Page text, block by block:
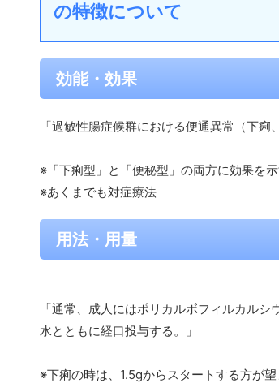
の特徴について
効能・効果
「過敏性腸症候群における便通異常（下痢
※「下痢型」と「便秘型」の両方に効果を
※あくまでも対症療法
用法・用量
「通常、成人にはポリカルボフィルカル
水とともに経口投与する。」
※下痢の時は、1.5gからスタートする方が